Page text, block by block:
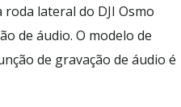
lateral do DJI Osmo
de áudio. O modelo de
de gravação de áudio é